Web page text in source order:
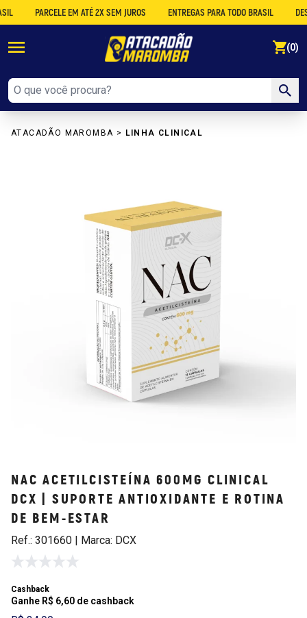
PARCELE EM ATÉ 2X SEM JUROS ENTREGAS PARA TODO BRASIL
(0)
ATACADÃO MAROMBA > LINHA CLINICAL
NAC ACETILCISTEÍNA 600MG CLINICAL
DCX | SUPORTE ANTIOXIDANTE E ROTINA
DE BEM-ESTAR
Ref.: 301660 | Marca: DCX
Cashback
Ganhe R$ 6,60 de cashback